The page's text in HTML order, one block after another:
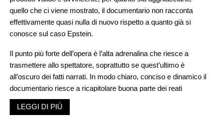
quello che ci viene mostrato, il documentario non racconta
effettivamente quasi nulla di nuovo rispetto a quanto già si
conosce sul caso Epstein.
Il punto più forte dell’opera è l’alta adrenalina che riesce a
trasmettere allo spettatore, soprattutto se quest’ultimo è
all’oscuro dei fatti narrati. In modo chiaro, conciso e dinamico il
documentario riesce a ricapitolare buona parte dei reati
commessi da Epstein e i suoi co-cospiratori, ponendo
l’attenzione su come il potere del denaro permetta di vivere le
LEGGI DI PIÙ